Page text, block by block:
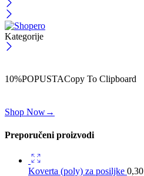
Kategorije
10%POPUSTACopy To Clipboard
Shop Now→
Preporučeni proizvodi
Koverta (poly) za posiljke 0,30